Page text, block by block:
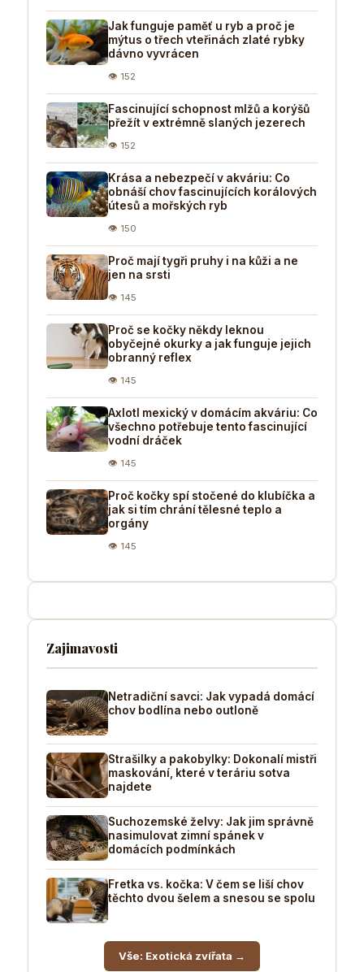
Jak funguje paměť u ryb a proč je
mýtus o třech vteřinách zlaté rybky
dávno vyvrácen
👁 152
Fascinující schopnost mlžů a korýšů
přežít v extrémně slaných jezerech
👁 152
Krása a nebezpečí v akváriu: Co
obnáší chov fascinujících korálových
útesů a mořských ryb
👁 150
Proč mají tygři pruhy i na kůži a ne
jen na srsti
👁 145
Proč se kočky někdy leknou
obyčejné okurky a jak funguje jejich
obranný reflex
👁 145
Axlotl mexický v domácím akváriu: Co
všechno potřebuje tento fascinující
vodní dráček
👁 145
Proč kočky spí stočené do klubíčka a
jak si tím chrání tělesné teplo a
orgány
👁 145
Zajimavosti
Netradiční savci: Jak vypadá domácí
chov bodlína nebo outloně
Strašilky a pakobylky: Dokonalí mistři
maskování, které v teráriu sotva
najdete
Suchozemské želvy: Jak jim správně
nasimulovat zimní spánek v
domácích podmínkách
Fretka vs. kočka: V čem se liší chov
těchto dvou šelem a snesou se spolu
Vše: Exotická zvířata →